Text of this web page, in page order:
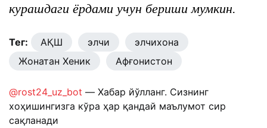
курашдаги ёрдами учун бериши мумкин.
Тег: АҚШ элчи
элчихона
Жонатан Хеник
Афғонистон
@rost24_uz_bot — Хабар йўлланг. Сизнинг
хоҳишингизга кўра ҳар қандай маълумот сир
сақланади